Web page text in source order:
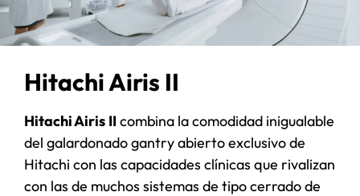
Hitachi Airis II
Hitachi Airis II combina la comodidad inigualable
del galardonado gantry abierto exclusivo de
Hitachi con las capacidades clínicas que rivalizan
con las de muchos sistemas de tipo cerrado de